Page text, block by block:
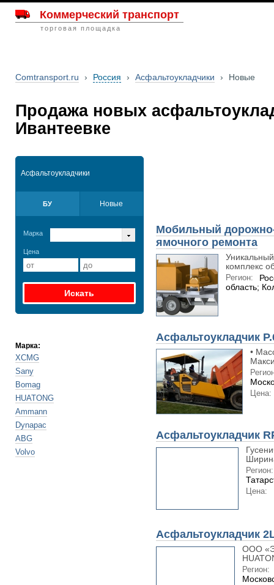
Коммерческий транспорт
торговая площадка
Comtransport.ru › Россия › Асфальтоукладчики › Новые
Продажа новых
Ивантеевке
Асфальтоукладчики
БУ Новые
Марка
Цена
Марка:
XCMG
Sany
Bomag
HUATONG
Ammann
Dynapac
ABG
Volvo
Мобильный
ямочного ремонта
комплекс
Регион:
область;
Асфальтоукладчик
•
Цена:
Асфальтоукладчик
Регион:
Цена:
Асфальтоукладчик
ООО
Регион: